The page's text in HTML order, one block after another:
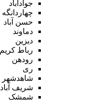
جوادآباد
چهاردانگه
حسن آباد
دماوند
دیزین
رباط کریم
رودهن
ری
شاهدشهر
شریف آباد
شمشک